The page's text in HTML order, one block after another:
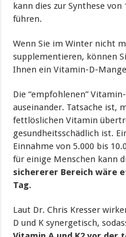
kann dies zur Synthese von
führen.
Wenn Sie im Winter nicht
supplementieren, können
Ihnen ein Vitamin-D-
Die “empfohlenen”
auseinander. Tatsache ist,
fettlöslichen Vitamin
gesundheitsschädlich ist.
Einnahme von 5.000 bis
für einige Menschen kann
sichererer Bereich wäre
Tag.
Laut Dr. Chris Kresser
D und K synergetisch,